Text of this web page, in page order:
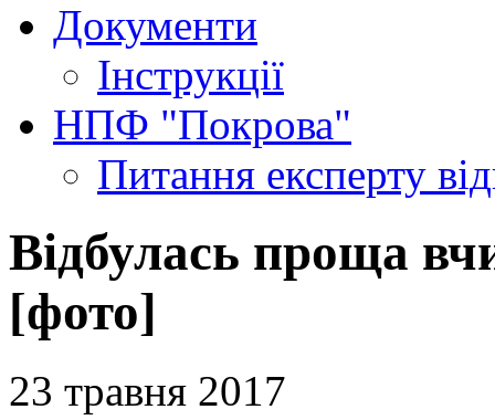
Документи
Інструкції
НПФ "Покрова"
Питання експерту
Відбулась проща
[фото]
23 травня 2017